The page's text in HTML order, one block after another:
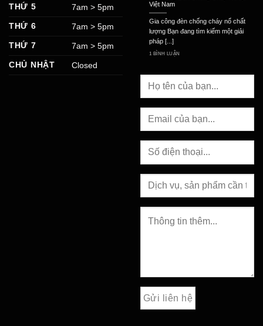
THỨ 5
7am > 5pm
THỨ 6
7am > 5pm
THỨ 7
7am > 5pm
CHỦ NHẬT
Closed
Việt Nam
Gia công đèn chống cháy nổ chất
lượng Bạn đang tìm kiếm một giải
pháp [...]
1 BÌNH LUẬN